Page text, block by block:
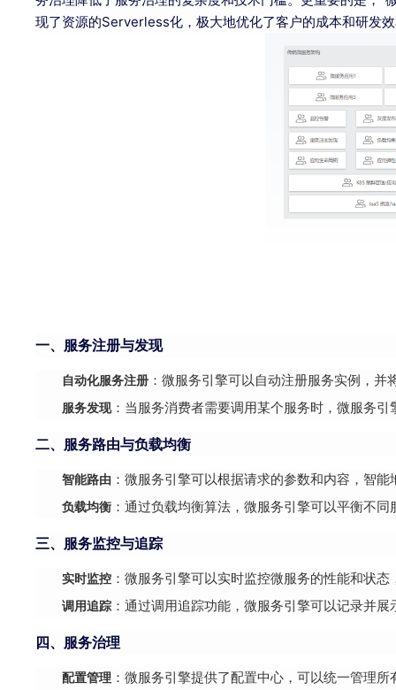
现了资源的Serverless化，极大地优化了客户的成本和研发
一、服务注册与发现
自动化服务注册 ：微服务引擎可以自动注册服务实例，
服务发现：当服务消费者需要调用某个服务时，微服务
二、服务路由与负载均衡
智能路由 ：微服务引擎可以根据请求的参数和内容，智
负载均衡 ：通过负载均衡算法，微服务引擎可以平衡不
三、服务监控与追踪
实时监控 ：微服务引擎可以实时监控微服务的性能和状
调用追踪 ：通过调用追踪功能，微服务引擎可以记录并
四、服务治理
配置管理 ：微服务引擎提供了配置中心，可以统一管理